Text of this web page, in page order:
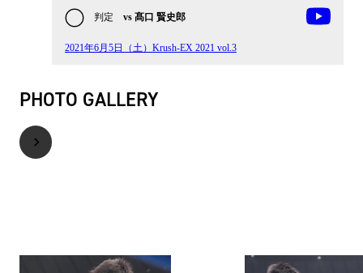
判定 vs 髙口 賢史郎
2021年6月5日（土）Krush-EX 2021 vol.3
PHOTO GALLERY